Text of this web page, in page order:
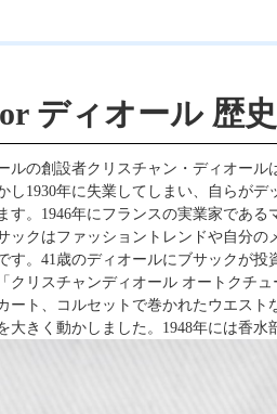
ディオール 歴史
ルの創設者クリスチャン・ディオー
し1930年に失業してしまい、自らが
す。1946年にフランスの実業家であ
ックはファッショントレンドや自分
す。41歳のディオールにブサックが
クリスチャンディオール オートクチ
ート、コルセットで巻かれたウエス
大きく動かしました。1948年には香水